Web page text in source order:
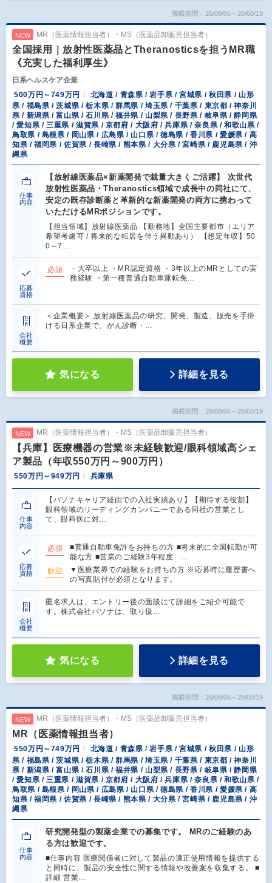
掲載期間：26/08/06～26/08/19
NEW MR（医薬情報担当者）・MS（医薬品卸販売担当者）
全国採用｜放射性医薬品とTheranosticsを担うMR職
《充実した福利厚生》
日系ヘルスケア企業
500万円～749万円
北海道 / 青森県 / 岩手県 / 宮城県 / 秋田県 / 山形
県 / 福島県 / 茨城県 / 栃木県 / 群馬県 / 埼玉県 / 千葉県 / 東京都 / 神奈川
県 / 新潟県 / 富山県 / 石川県 / 福井県 / 山梨県 / 長野県 / 岐阜県 / 静岡県
/ 愛知県 / 三重県 / 滋賀県 / 京都府 / 大阪府 / 兵庫県 / 奈良県 / 和歌山県 /
鳥取県 / 島根県 / 岡山県 / 広島県 / 山口県 / 徳島県 / 香川県 / 愛媛県 / 高
知県 / 福岡県 / 佐賀県 / 長崎県 / 熊本県 / 大分県 / 宮崎県 / 鹿児島県 / 沖
縄県
仕事
内容
【放射線医薬品×新薬開発で裁量大きくご活躍】 次世代
放射性医薬品・Theranostics領域で成長中の同社にて、
安定の既存診断薬と革新的な新薬開発の両方に携わって
いただけるMRポジションです。
【担当領域】放射線医薬品 【勤務地】全国主要都市（エリア
希望考慮可 / 将来的な転居を伴う異動あり） 【想定年収】50
0～7…
応募
資格
必須
・大卒以上 ・MR認定資格 ・3年以上のMRとしての実
務経験 ・第一種普通自動車運転免…
会社
概要
＜企業概要＞ 放射線医薬品の研究、開発、製造、販売を手掛
ける日系企業で、がん診断・…
気になる 詳細を見る
掲載期間：26/08/06～26/08/19
NEW MR（医薬情報担当者）・MS（医薬品卸販売担当者）
【兵庫】医療機器の営業※未経験歓迎/眼科領域高シェ
ア製品（年収550万円～900万円）
550万円～949万円 兵庫県
仕事
内容
【パソナキャリア経由での入社実績あり】【期待する役割】
眼科領域のリーディングカンパニーである同社の営業とし
て、眼科医に対…
応募
資格
必須
■普通自動車免許をお持ちの方 ■将来的に全国転勤が可
能な方 ■営業のご経験3年程度 …
歓迎
▼医療業界での経験をお持ちの方 ※応募時に履歴書へ
の写真貼付が必須となります。
会社
概要
匿名求人は、エントリー後の面談にて詳細をご紹介可能で
す。株式会社パソナは、取り扱…
気になる 詳細を見る
掲載期間：26/08/06～26/08/19
NEW MR（医薬情報担当者）・MS（医薬品卸販売担当者）
MR（医薬情報担当者）
550万円～749万円
北海道 / 青森県 / 岩手県 / 宮城県 / 秋田県 / 山形
県 / 福島県 / 茨城県 / 栃木県 / 群馬県 / 埼玉県 / 千葉県 / 東京都 / 神奈川
県 / 新潟県 / 富山県 / 石川県 / 福井県 / 山梨県 / 長野県 / 岐阜県 / 静岡県
/ 愛知県 / 三重県 / 滋賀県 / 京都府 / 大阪府 / 兵庫県 / 奈良県 / 和歌山県 /
鳥取県 / 島根県 / 岡山県 / 広島県 / 山口県 / 徳島県 / 香川県 / 愛媛県 / 高
知県 / 福岡県 / 佐賀県 / 長崎県 / 熊本県 / 大分県 / 宮崎県 / 鹿児島県 / 沖
縄県
仕事
内容
研究開発型の製薬企業での募集です。 MRのご経験のあ
る方は歓迎です。
■仕事内容 医療関係者に対して製品の適正使用情報を提供する
と同時に、製品の安全性に関する情報や改善案を収集する。 ■
詳細 営業…